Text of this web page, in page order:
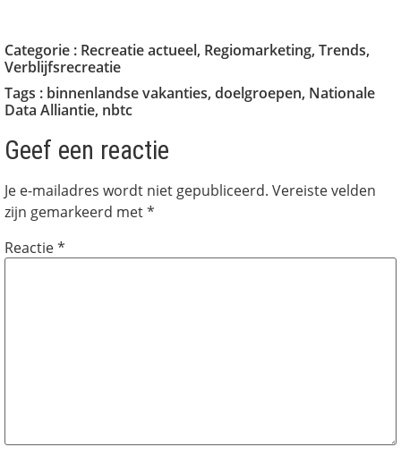
Categorie : Recreatie actueel, Regiomarketing, Trends,
Verblijfsrecreatie
Tags : binnenlandse vakanties, doelgroepen, Nationale
Data Alliantie, nbtc
Geef een reactie
Je e-mailadres wordt niet gepubliceerd. Vereiste velden
zijn gemarkeerd met*
Reactie*